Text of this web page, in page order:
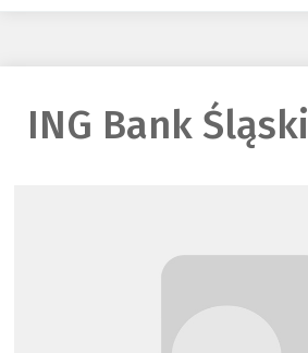
ING Bank Śląski